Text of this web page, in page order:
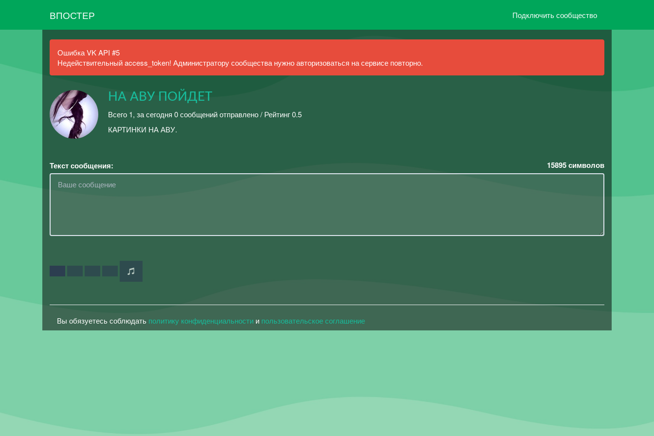
ВПОСТЕР Подключить сообщество
Ошибка VK API #5
Недействительный access_token! Администратору сообщества нужно авторизоваться на сервисе повторно.
НА АВУ ПОЙДЕТ
Всего 1, за сегодня 0 сообщений отправлено / Рейтинг 0.5
КАРТИНКИ НА АВУ.
Текст сообщения: 15895символов
Вы обязуетесь соблюдать политику конфиденциальности и пользовательское соглашение